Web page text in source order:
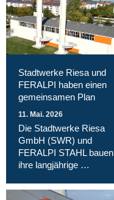
Stadtwerke Riesa und
FERALPI haben einen
gemeinsamen Plan
11. Mai. 2026
Die Stadtwerke Riesa
GmbH (SWR) und
FERALPI STAHL bauen
ihre langjährige …